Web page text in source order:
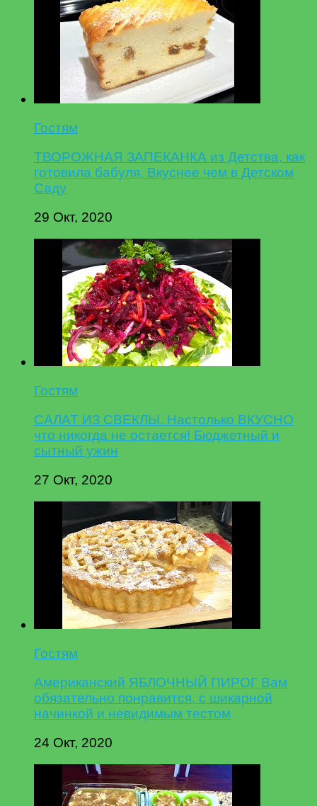
Гостям
ТВОРОЖНАЯ ЗАПЕКАНКА из Детства, как
готовила бабуля. Вкуснее чем в Детском
Саду
29 Окт, 2020
Гостям
САЛАТ ИЗ СВЕКЛЫ. Настолько ВКУСНО
что никогда не остается! Бюджетный и
сытный ужин
27 Окт, 2020
Гостям
Американский ЯБЛОЧНЫЙ ПИРОГ Вам
обязательно понравится, с шикарной
начинкой и невидимым тестом
24 Окт, 2020